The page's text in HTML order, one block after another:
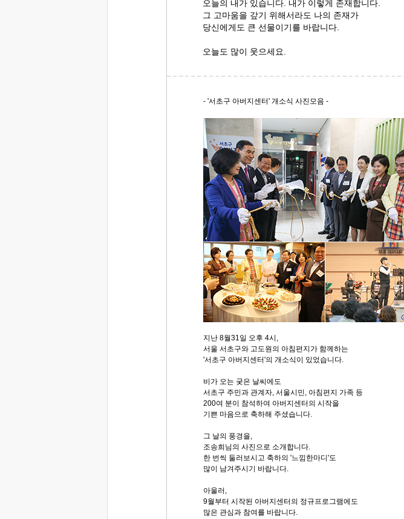
오늘의 내가 있습니다. 내가 이렇게 존재합니다.
그 고마움을 갚기 위해서라도 나의 존재가
당신에게도 큰 선물이기를 바랍니다.
오늘도 많이 웃으세요.
- '서초구 아버지센터' 개소식 사진모음 -
지난 8월31일 오후 4시,
서울 서초구와 고도원의 아침편지가 함께하는
'서초구 아버지센터'의 개소식이 있었습니다.
비가 오는 궂은 날씨에도
서초구 주민과 관계자, 서울시민, 아침편지 가족 등
200여 분이 참석하여 아버지센터의 시작을
기쁜 마음으로 축하해 주셨습니다.
그 날의 풍경을,
조송희님의 사진으로 소개합니다.
한 번씩 둘러보시고 축하의 '느낌한마디'도
많이 남겨주시기 바랍니다.
아울러,
9월부터 시작된 아버지센터의 정규프로그램에도
많은 관심과 참여를 바랍니다.